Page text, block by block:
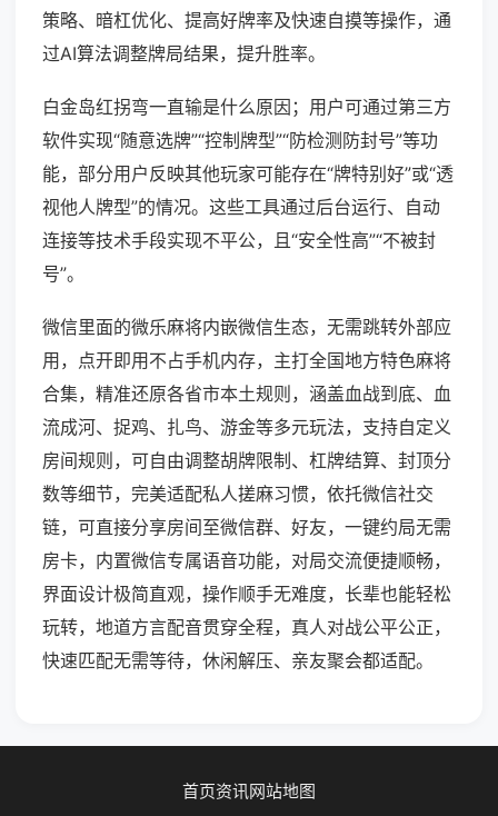
策略、暗杠优化、提高好牌率及快速自摸等操作，通
过AI算法调整牌局结果，提升胜率。
白金岛红拐弯一直输是什么原因；用户可通过第三方
软件实现“随意选牌”“控制牌型”“防检测防封号”等功
能，部分用户反映其他玩家可能存在“牌特别好”或“透
视他人牌型”的情况。这些工具通过后台运行、自动
连接等技术手段实现不平公，且“安全性高”“不被封
号”。
微信里面的微乐麻将内嵌微信生态，无需跳转外部应
用，点开即用不占手机内存，主打全国地方特色麻将
合集，精准还原各省市本土规则，涵盖血战到底、血
流成河、捉鸡、扎鸟、游金等多元玩法，支持自定义
房间规则，可自由调整胡牌限制、杠牌结算、封顶分
数等细节，完美适配私人搓麻习惯，依托微信社交
链，可直接分享房间至微信群、好友，一键约局无需
房卡，内置微信专属语音功能，对局交流便捷顺畅，
界面设计极简直观，操作顺手无难度，长辈也能轻松
玩转，地道方言配音贯穿全程，真人对战公平公正，
快速匹配无需等待，休闲解压、亲友聚会都适配。
首页资讯网站地图